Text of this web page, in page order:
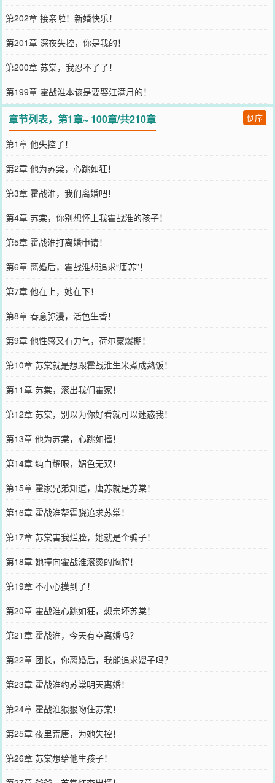
第202章 接亲啦！新婚快乐！
第201章 深夜失控，你是我的！
第200章 苏棠，我忍不了了！
第199章 霍战淮本该是要娶江满月的！
章节列表，第1章~ 100章/共210章 倒序
第1章 他失控了！
第2章 他为苏棠，心跳如狂！
第3章 霍战淮，我们离婚吧！
第4章 苏棠，你别想怀上我霍战淮的孩子！
第5章 霍战淮打离婚申请！
第6章 离婚后，霍战淮想追求“唐苏”！
第7章 他在上，她在下！
第8章 春意弥漫，活色生香！
第9章 他性感又有力气，荷尔蒙爆棚！
第10章 苏棠就是想跟霍战淮生米煮成熟饭！
第11章 苏棠，滚出我们霍家！
第12章 苏棠，别以为你好看就可以迷惑我！
第13章 他为苏棠，心跳如擂！
第14章 纯白耀眼，媚色无双！
第15章 霍家兄弟知道，唐苏就是苏棠！
第16章 霍战淮帮霍骁追求苏棠！
第17章 苏棠害我烂脸，她就是个骗子！
第18章 她撞向霍战淮滚烫的胸膛！
第19章 不小心摸到了！
第20章 霍战淮心跳如狂，想亲坏苏棠！
第21章 霍战淮，今天有空离婚吗？
第22章 团长，你离婚后，我能追求嫂子吗？
第23章 霍战淮约苏棠明天离婚！
第24章 霍战淮狠狠吻住苏棠！
第25章 夜里荒唐，为她失控！
第26章 苏棠想给他生孩子！